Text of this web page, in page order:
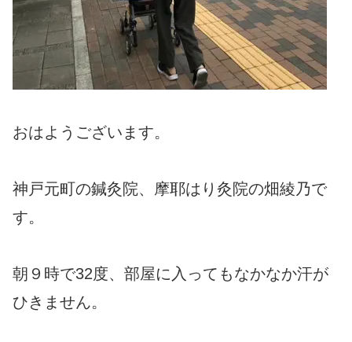
おはようございます。
神戸元町の鍼灸院、摩耶はり灸院の畑綾乃で
す。
朝９時で32度、部屋に入ってもなかなか汗が
ひきません。